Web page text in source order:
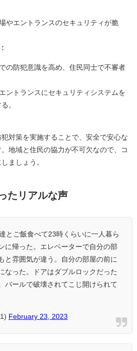
やエントランスのセキュリティが脆
:
の防犯意識を高め、住民同士で不審者
ントランスにセキュリティシステムを
。
対策を実施することで、安全で安心な
地域と住民の協力が不可欠なので、コ
ましょう。
たリアルな声
とご飯食べて23時くらいに一人暮ら
に帰った。エレベーターで自分の部
と雰囲気が違う。自分の部屋の前に
なった。ドアはダブルロックだった
バールで破壊されてこじ開けられて
February 23, 2023